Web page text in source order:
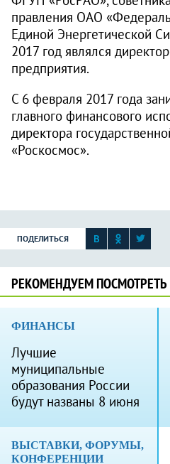
правления ОАО
Единой Энергетической
2017 год являлся
предприятия.
С 6 февраля 2017 года
главного финансового
директора
«Роскосмос».
ПОДЕЛИТЬСЯ
РЕКОМЕНДУЕМ ПОСМОТРЕТЬ
ФИНАНСЫ
Лучшие
муниципальные
образования России
будут названы 8 июня
ВЫСТАВКИ, ФОРУМЫ,
КОНФЕРЕНЦИИ